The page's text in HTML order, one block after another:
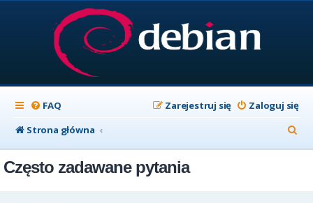
FAQ Zaloguj się
Zarejestruj się
Strona główna
z
Często zadawane pytania